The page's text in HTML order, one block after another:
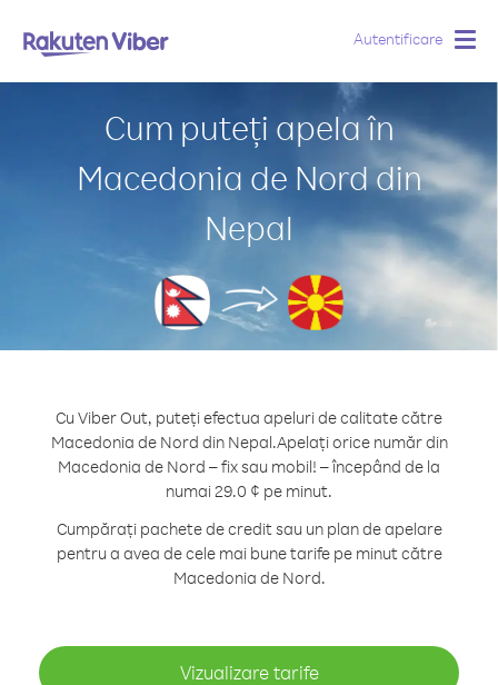
Autentificare
Cum puteți apela în
Macedonia de Nord din
Nepal
Cu Viber Out, puteți efectua apeluri de calitate către
Macedonia de Nord din Nepal.Apelați orice număr din
Macedonia de Nord – fix sau mobil! – începând de la
numai 29.0 ¢ pe minut.
Cumpărați pachete de credit sau un plan de apelare
pentru a avea de cele mai bune tarife pe minut către
Macedonia de Nord.
Vizualizare tarife